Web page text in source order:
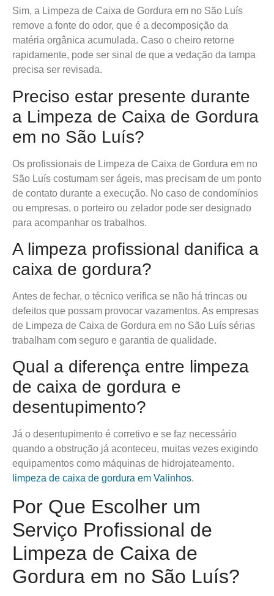
Sim, a Limpeza de Caixa de Gordura em no São Luís
remove a fonte do odor, que é a decomposição da
matéria orgânica acumulada. Caso o cheiro retorne
rapidamente, pode ser sinal de que a vedação da tampa
precisa ser revisada.
Preciso estar presente durante
a Limpeza de Caixa de Gordura
em no São Luís?
Os profissionais de Limpeza de Caixa de Gordura em no
São Luís costumam ser ágeis, mas precisam de um ponto
de contato durante a execução. No caso de condomínios
ou empresas, o porteiro ou zelador pode ser designado
para acompanhar os trabalhos.
A limpeza profissional danifica a
caixa de gordura?
Antes de fechar, o técnico verifica se não há trincas ou
defeitos que possam provocar vazamentos. As empresas
de Limpeza de Caixa de Gordura em no São Luís sérias
trabalham com seguro e garantia de qualidade.
Qual a diferença entre limpeza
de caixa de gordura e
desentupimento?
Já o desentupimento é corretivo e se faz necessário
quando a obstrução já aconteceu, muitas vezes exigindo
equipamentos como máquinas de hidrojateamento.
limpeza de caixa de gordura em Valinhos.
Por Que Escolher um
Serviço Profissional de
Limpeza de Caixa de
Gordura em no São Luís?